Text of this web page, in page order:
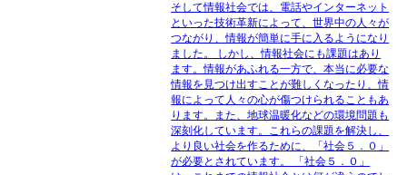
そして情報社会では、電話やインターネット
といった技術革新によって、世界中の人々が
つながり、情報が簡単に手に入るようになり
ました。 しかし、情報社会にも課題はあり
ます。情報があふれる一方で、本当に必要な
情報を見つけ出すことが難しくなったり、情
報によって人々の心が傷つけられることもあ
ります。また、地球温暖化などの環境問題も
深刻化しています。これらの課題を解決し、
より良い社会を作るために、「社会５．０」
が必要とされています。 「社会５．０」